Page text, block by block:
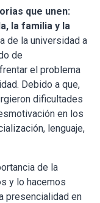
que unen:
la familia y la
de la universidad a
de
el problema
Debido a que,
dificultades
en los
lenguaje,
de la
y lo hacemos
presencialidad en